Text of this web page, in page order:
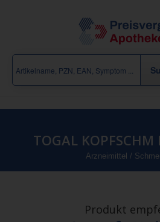
TOGAL KOPFSCHM
Arzneimittel /
Produkt